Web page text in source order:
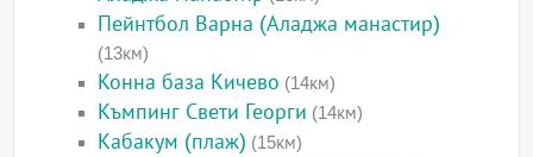
Пейнтбол Варна (Аладжа манастир)
(13км)
Конна база Кичево (14км)
Къмпинг Свети Георги (14км)
Кабакум (плаж) (15км)